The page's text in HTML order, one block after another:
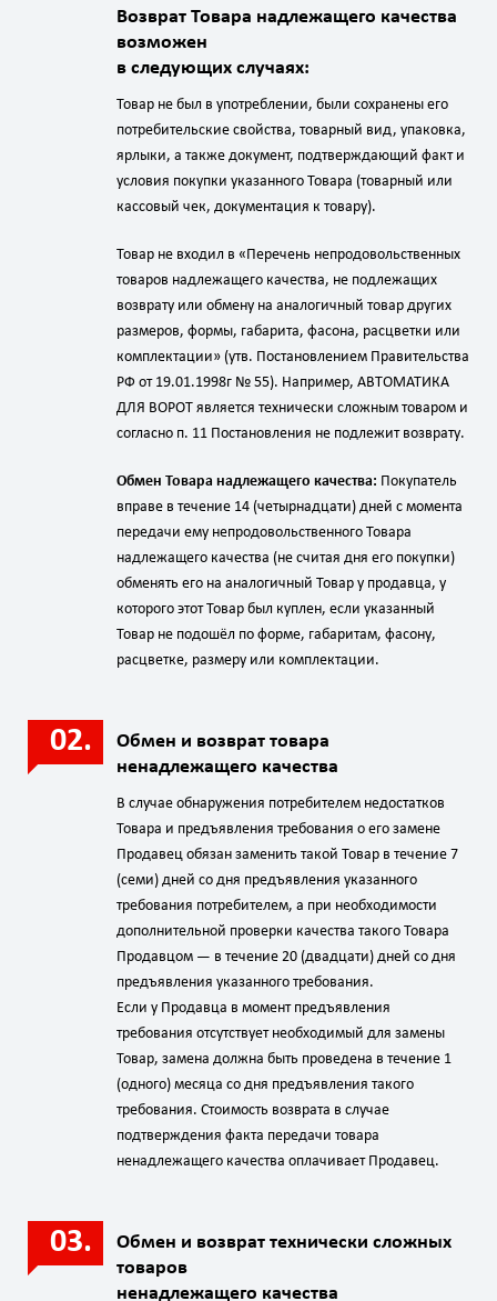
Возврат Товара надлежащего качества
возможен
в следующих случаях:
Товар не был в употреблении, были сохранены его
потребительские свойства, товарный вид, упаковка,
ярлыки, а также документ, подтверждающий факт и
условия покупки указанного Товара (товарный или
кассовый чек, документация к товару).
Товар не входил в «Перечень непродовольственных
товаров надлежащего качества, не подлежащих
возврату или обмену на аналогичный товар других
размеров, формы, габарита, фасона, расцветки или
комплектации» (утв. Постановлением Правительства
РФ от 19.01.1998г № 55). Например, АВТОМАТИКА
ДЛЯ ВОРОТ является технически сложным товаром и
согласно п. 11 Постановления не подлежит возврату.
Обмен Товара надлежащего качества: Покупатель
вправе в течение 14 (четырнадцати) дней с момента
передачи ему непродовольственного Товара
надлежащего качества (не считая дня его покупки)
обменять его на аналогичный Товар у продавца, у
которого этот Товар был куплен, если указанный
Товар не подошёл по форме, габаритам, фасону,
расцветке, размеру или комплектации.
Обмен и возврат товара
ненадлежащего качества
В случае обнаружения потребителем недостатков
Товара и предъявления требования о его замене
Продавец обязан заменить такой Товар в течение 7
(семи) дней со дня предъявления указанного
требования потребителем, а при необходимости
дополнительной проверки качества такого Товара
Продавцом — в течение 20 (двадцати) дней со дня
предъявления указанного требования.
Если у Продавца в момент предъявления
требования отсутствует необходимый для замены
Товар, замена должна быть проведена в течение 1
(одного) месяца со дня предъявления такого
требования. Стоимость возврата в случае
подтверждения факта передачи товара
ненадлежащего качества оплачивает Продавец.
Обмен и возврат технически сложных
товаров
ненадлежащего качества